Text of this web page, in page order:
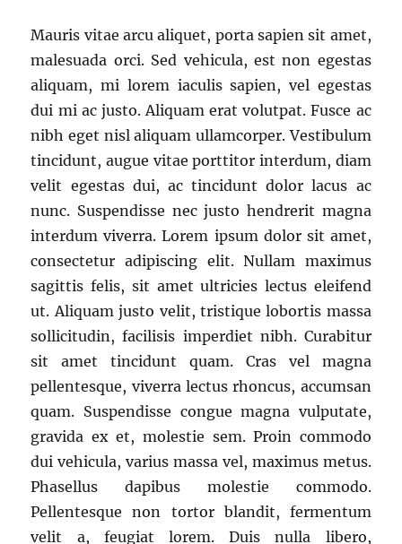
Mauris vitae arcu aliquet, porta sapien sit amet,
malesuada orci. Sed vehicula, est non egestas
aliquam, mi lorem iaculis sapien, vel egestas
dui mi ac justo. Aliquam erat volutpat. Fusce ac
nibh eget nisl aliquam ullamcorper. Vestibulum
tincidunt, augue vitae porttitor interdum, diam
velit egestas dui, ac tincidunt dolor lacus ac
nunc. Suspendisse nec justo hendrerit magna
interdum viverra. Lorem ipsum dolor sit amet,
consectetur adipiscing elit. Nullam maximus
sagittis felis, sit amet ultricies lectus eleifend
ut. Aliquam justo velit, tristique lobortis massa
sollicitudin, facilisis imperdiet nibh. Curabitur
sit amet tincidunt quam. Cras vel magna
pellentesque, viverra lectus rhoncus, accumsan
quam. Suspendisse congue magna vulputate,
gravida ex et, molestie sem. Proin commodo
dui vehicula, varius massa vel, maximus metus.
Phasellus dapibus molestie commodo.
Pellentesque non tortor blandit, fermentum
velit a, feugiat lorem. Duis nulla libero,